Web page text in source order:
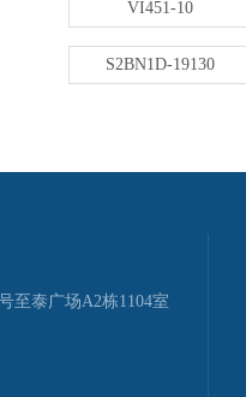
VI451-10
S2BN1D-19130
至泰广场A2栋1104室